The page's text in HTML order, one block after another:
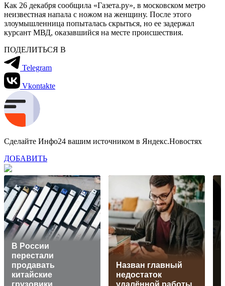
Как 26 декабря сообщила «Газета.ру», в московском метро
неизвестная напала с ножом на женщину. После этого
злоумышленница попыталась скрыться, но ее задержал
курсант МВД, оказавшийся на месте происшествия.
ПОДЕЛИТЬСЯ В
Telegram
Vkontakte
Сделайте Инфо24 вашим источником в Яндекс.Новостях
ДОБАВИТЬ
В России
перестали
продавать
китайские
грузовики
Назван главный
недостаток
удалённой работы